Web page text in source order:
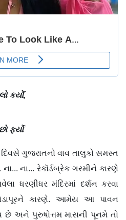
કર્યો,
ફર્યો
દિવસે ગુજરાતનો વાવ તાલુકો સમસ્ત
ના... રેકૉર્ડબ્રેક ગરમીને કારણે
ધરણીધર મંદિરમાં દર્શન કરવા
કારણે. આમેય આ પાવન
છે અને પુરુષોત્તમ માસની પૂનમે તો